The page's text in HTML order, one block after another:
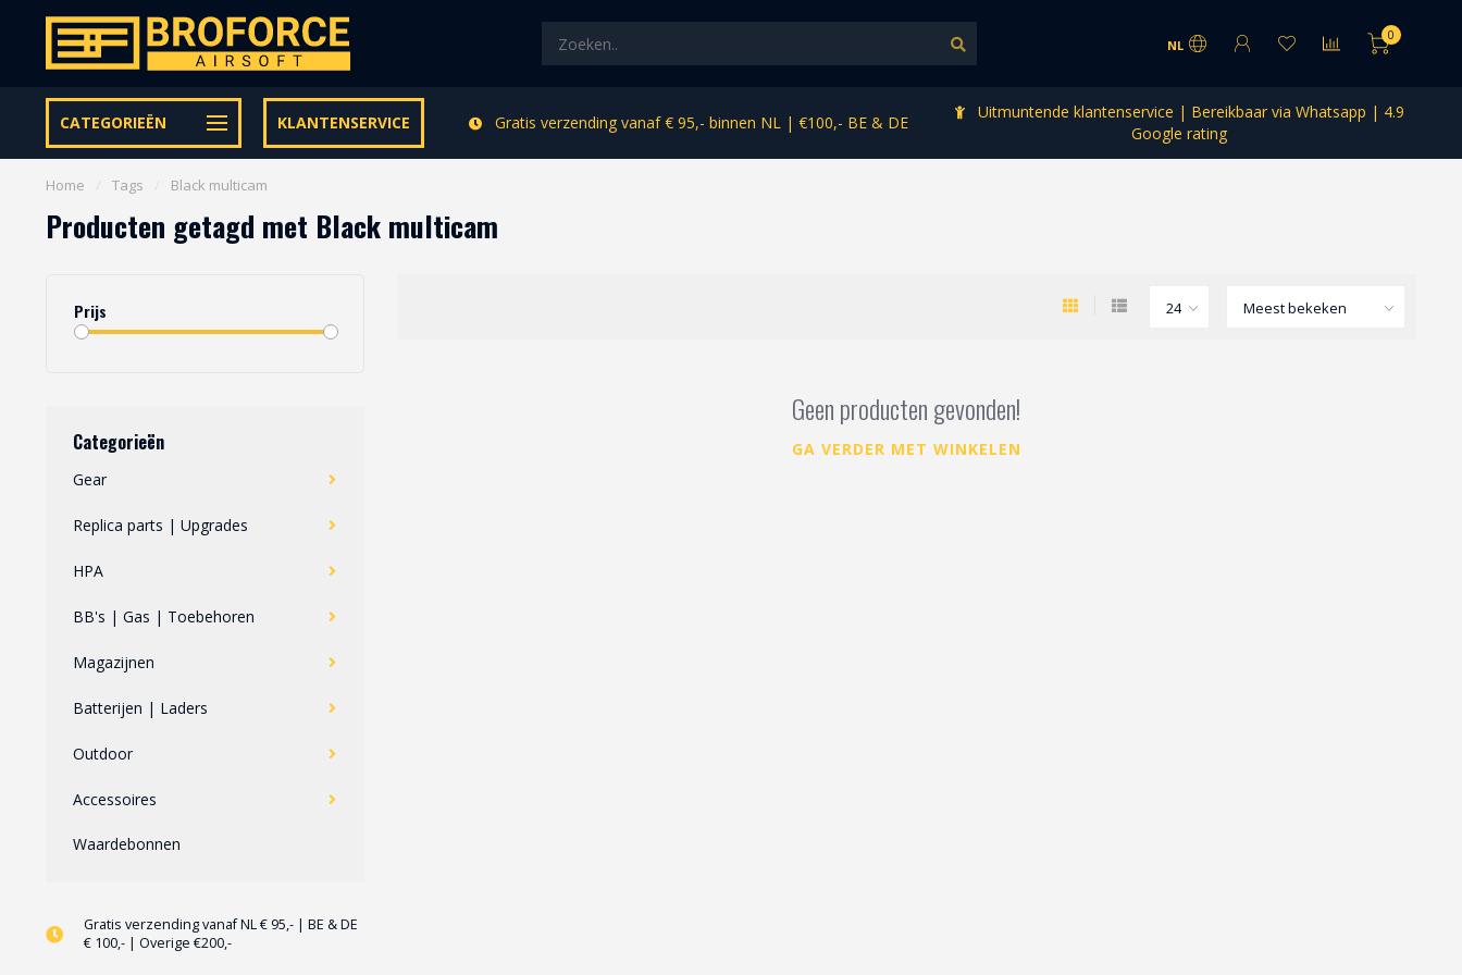
NL
0
CATEGORIEËN KLANTENSERVICE
Let op onze speciale Facebook/Instagram aanbiedingen Gratis verzending vanaf € 95,- binnen NL | €100,- BE & DE
Uitmuntende klantenservice | Bereikbaar via Whatsapp | 4.9
Google rating
Home Tags Black multicam
Producten getagd met Black multicam
Prijs
Categorieën
Gear
Replica parts | Upgrades
HPA
BB's | Gas | Toebehoren
Magazijnen
Batterijen | Laders
Outdoor
Accessoires
Waardebonnen
Gratis verzending vanaf NL € 95,- | BE & DE
€ 100,- | Overige €200,-
Geen producten gevonden!
GA VERDER MET WINKELEN